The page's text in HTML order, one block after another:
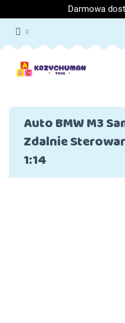
Darmowa
Auto BMW M3
Zdalnie
1:14